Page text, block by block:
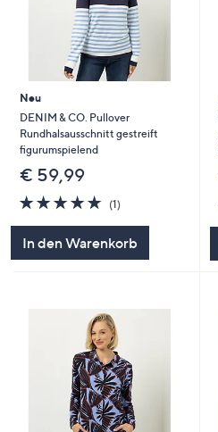
Neu
DENIM & CO. Pullover
Rundhalsausschnitt gestreift
figurumspielend
€ 59,99
5.0
von
(1)
In den Warenkorb